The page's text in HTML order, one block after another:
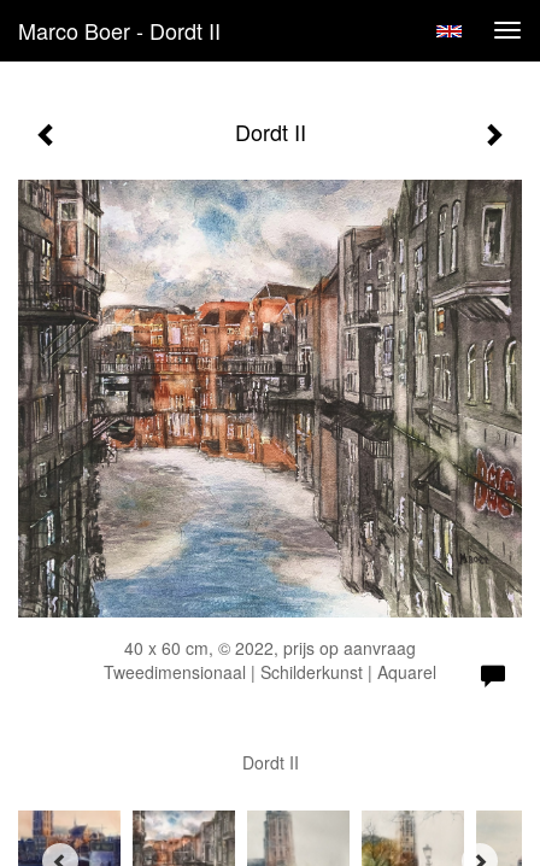
Marco Boer - Dordt II
Dordt II
40 x 60 cm, © 2022, prijs op aanvraag
Tweedimensionaal | Schilderkunst | Aquarel
Dordt II